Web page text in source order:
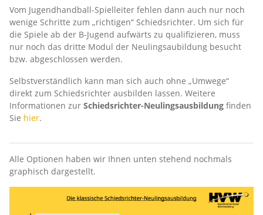
Vom Jugendhandball-Spielleiter fehlen dann auch nur noch
wenige Schritte zum „richtigen“ Schiedsrichter. Um sich für
die Spiele ab der B-Jugend aufwärts zu qualifizieren, muss
nur noch das dritte Modul der Neulingsaubildung besucht
bzw. abgeschlossen werden.
Selbstverständlich kann man sich auch ohne „Umwege“
direkt zum Schiedsrichter ausbilden lassen. Weitere
Informationen zur Schiedsrichter-Neulingsausbildung finden
Sie hier.
Alle Optionen haben wir Ihnen unten stehend nochmals
graphisch dargestellt.